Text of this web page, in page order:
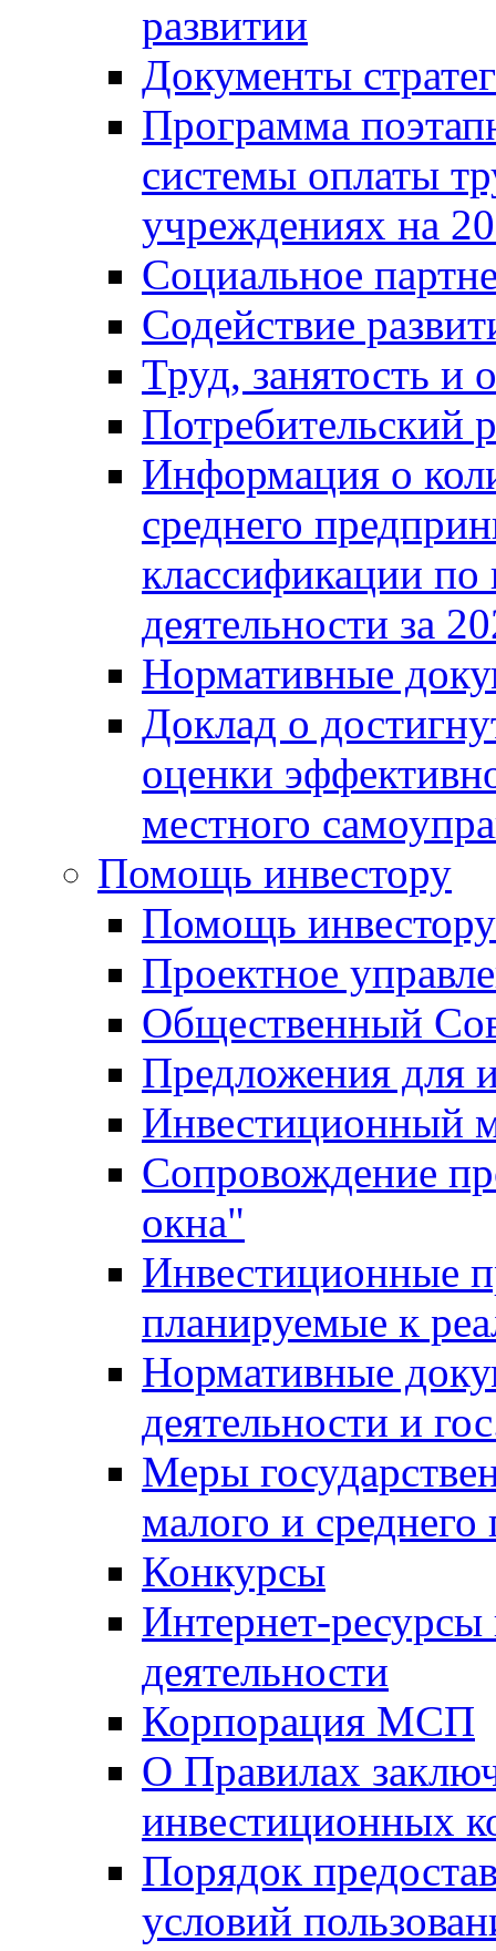
развитии
Документы
Программа
системы оплаты
учреждениях на
Социальное
Содействие
Труд, занятость и
Потребительский
Информация о
среднего
классификации
деятельности за
Нормативные
Доклад о
оценки
местного
Помощь инвестору
Помощь инвестору
Проектное
Общественный
Предложения для
Инвестиционный
Сопровождение
окна"
Инвестиционные
планируемые к
Нормативные
деятельности и
Меры
малого и среднего
Конкурсы
Интернет-
деятельности
Корпорация МСП
О Правилах
инвестиционных
Порядок
условий